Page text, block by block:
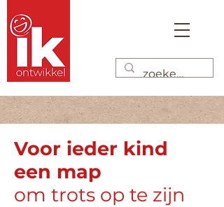
Voor ieder kind
een map
om trots op te zijn